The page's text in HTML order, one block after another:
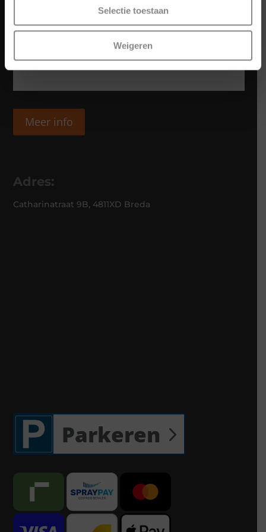
Selectie toestaan
Weigeren
Meer info
Adres:
Catharinatraat 9B, 4811XD Breda
Parkeren